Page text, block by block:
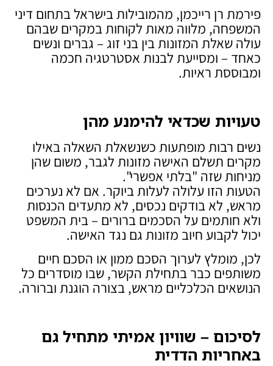
פירמת רן רייכמן, מהמובילות בישראל בתחום דיני
המשפחה, מלווה מאות לקוחות במקרים שבהם
עולה שאלת המזונות בין בני זוג – גברים ונשים
כאחד – ומסייעת לבנות אסטרטגיה חכמה
ומבוססת ראיות.
טעויות שכדאי להימנע מהן
נשים רבות מופתעות כשנשאלת השאלה באילו
מקרים תשלם האישה מזונות לגבר, משום שהן
מניחות שזה "בלתי אפשרי".
הטעות הזו עלולה לעלות ביוקר. אם לא נערכים
מראש, לא בודקים נכסים, לא מתעדים הכנסות
ולא חותמים על הסכמים ברורים – בית המשפט
יכול לקבוע חיוב מזונות גם נגד האישה.
לכן, מומלץ לערוך הסכם ממון או הסכם חיים
משותפים כבר בתחילת הקשר, שבו מוסדרים כל
הנושאים הכלכליים מראש, בצורה הוגנת וברורה.
לסיכום – שוויון אמיתי מתחיל גם
באחריות הדדית